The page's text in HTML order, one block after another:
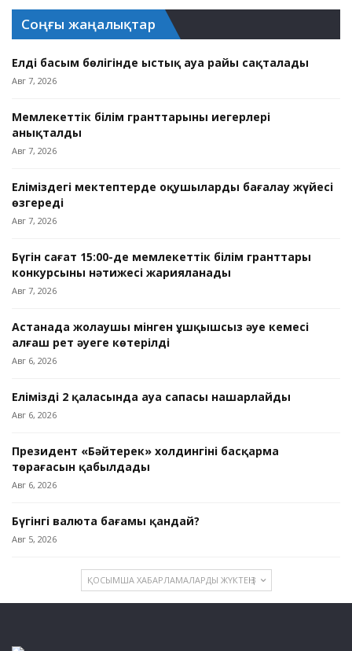
Соңғы жаңалықтар
Елдің басым бөлігінде ыстық ауа райы сақталады
Авг 7, 2026
Мемлекеттік білім гранттарының иегерлері
анықталды
Авг 7, 2026
Еліміздегі мектептерде оқушыларды бағалау жүйесі
өзгереді
Авг 7, 2026
Бүгін сағат 15:00-де мемлекеттік білім гранттары
конкурсының нәтижесі жарияланады
Авг 7, 2026
Астанада жолаушы мінген ұшқышсыз әуе кемесі
алғаш рет әуеге көтерілді
Авг 6, 2026
Еліміздің 2 қаласында ауа сапасы нашарлайды
Авг 6, 2026
Президент «Бәйтерек» холдингінің басқарма
төрағасын қабылдады
Авг 6, 2026
Бүгінгі валюта бағамы қандай?
Авг 5, 2026
ҚОСЫМША ХАБАРЛАМАЛАРДЫ ЖҮКТЕҢІЗ